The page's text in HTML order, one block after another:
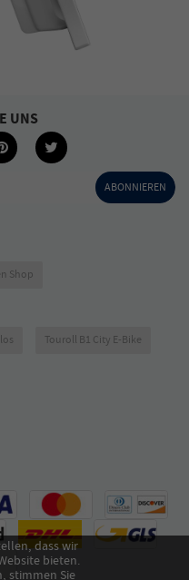
ABONNIEREN
UNS
dass wir
bieten.
stimmen Sie
Shop
Touroll B1 City E-Bike